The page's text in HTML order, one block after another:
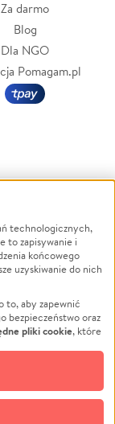
Za darmo
Blog
Dla NGO
Pomagam.pl
Powódź
Wichura
NGO
Edukacja
Podróż
Impreza
środowiska
Biznes
technologicznych,
to zapisywanie i
końcowego
uzyskiwanie do nich
to, aby zapewnić
bezpieczeństwo oraz
pliki cookie, które
Możesz wyrazić
momencie masz
zgodami cookie”,
Opcjonalne pliki